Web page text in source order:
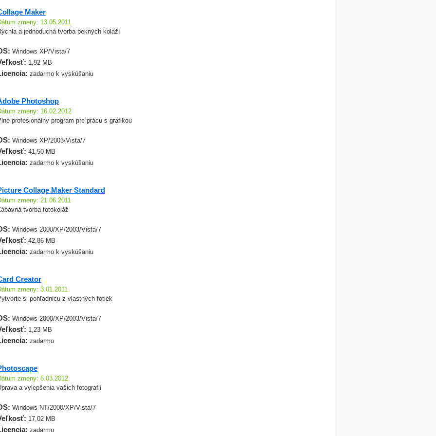
Maker
zmeny: 13.05.2011
a jednoduchá tvorba pekných koláží
Windows XP/Vista/7
1,92 MB
zadarmo k vyskúšaniu
Photoshop
zmeny: 16.02.2012
profesionálny program pre prácu s grafikou
Windows XP/2003/Vista/7
41,50 MB
zadarmo k vyskúšaniu
Collage Maker Standard
zmeny: 21.06.2011
tvorba fotokoláž
Windows 2000/XP/2003/Vista/7
42,86 MB
zadarmo k vyskúšaniu
Creator
zmeny: 3.01.2011
si pohľadnicu z vlastných fotiek
Windows 2000/XP/2003/Vista/7
1,23 MB
zadarmo
zmeny: 5.03.2012
a vylepšenia vašich fotografií
Windows NT/2000/XP/Vista/7
17,02 MB
zadarmo